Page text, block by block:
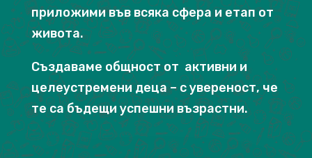
приложими във всяка сфера и етап от
живота.
Създаваме общност от активни и
целеустремени деца – с увереност, че
те са бъдещи успешни възрастни.